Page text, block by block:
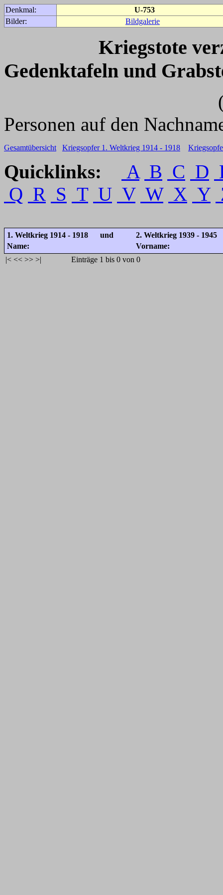
Denkmal:
U-753
Bilder:
Bildgalerie
Kriegstote
Gedenktafeln und
(Für weitere
Personen auf den
Gesamtübersicht Kriegsopfer 1. Weltkrieg 1914 - 1918
Quicklinks: A B C D
Q R S T U V W X Y
1. Weltkrieg 1914 - 1918 und
2. Weltkrieg 1939 - 1945
Name:
Vorname:
|< << >> >| Einträge 1 bis 0 von 0